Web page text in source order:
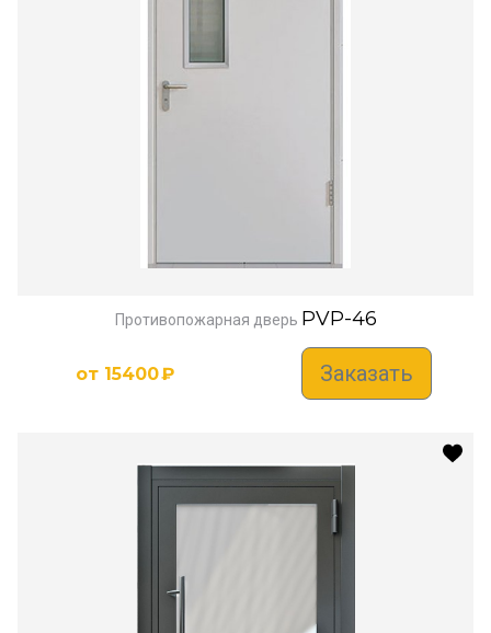
Противопожарная дверь PVP-46
от 15400₽ Заказать